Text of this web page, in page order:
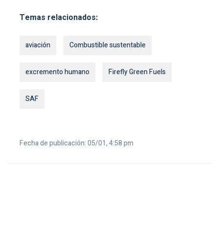
Temas relacionados:
aviación Combustible sustentable
excremento humano Firefly Green Fuels
SAF
Fecha de publicación: 05/01, 4:58 pm